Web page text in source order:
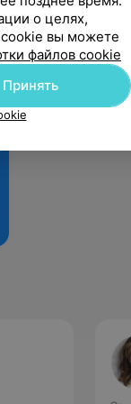
о целях,
cookie вы можете
файлов cookie
Принять